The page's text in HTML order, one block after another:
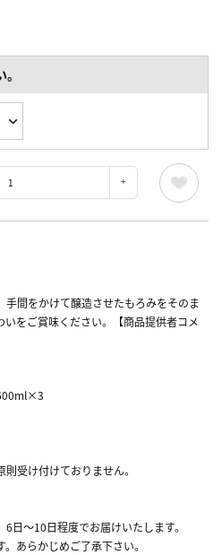
間をかけて醸造させたもろみをそのま
をご賞味ください。【商品提供者コメ
受け付けておりません。
～10日程度でお届けいたします。
あらかじめご了承下さい。